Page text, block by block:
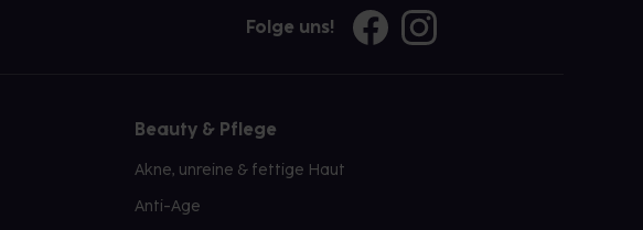
Folge uns!
Beauty & Pflege
Akne, unreine & fettige Haut
Anti-Age